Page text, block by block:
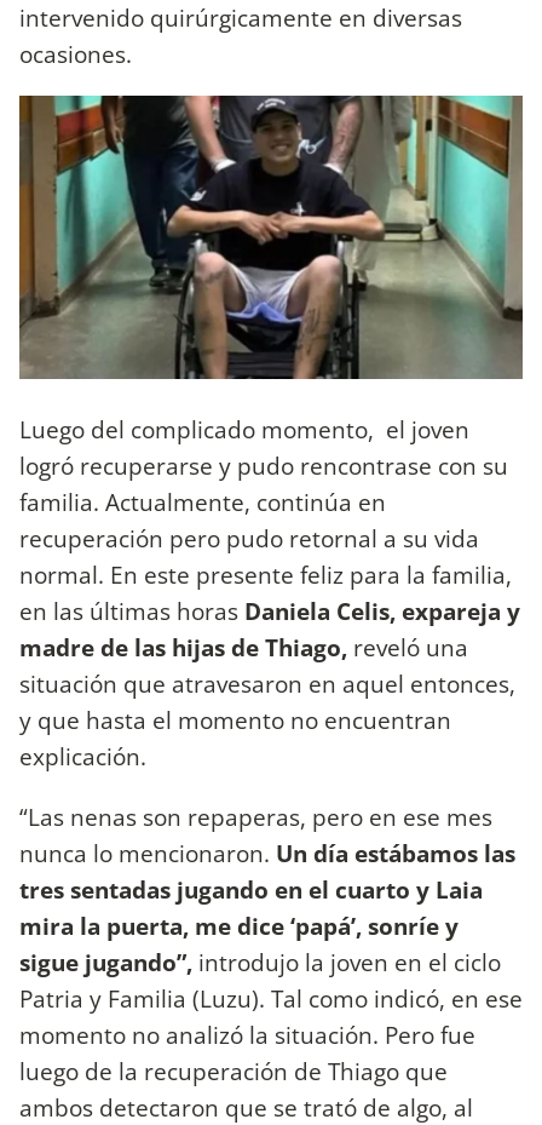
intervenido quirúrgicamente en diversas
ocasiones.
Luego del complicado momento, el joven
logró recuperarse y pudo rencontrase con su
familia. Actualmente, continúa en
recuperación pero pudo retornal a su vida
normal. En este presente feliz para la familia,
en las últimas horas Daniela Celis, expareja y
madre de las hijas de Thiago, reveló una
situación que atravesaron en aquel entonces,
y que hasta el momento no encuentran
explicación.
“Las nenas son repaperas, pero en ese mes
nunca lo mencionaron. Un día estábamos las
tres sentadas jugando en el cuarto y Laia
mira la puerta, me dice ‘papá’, sonríe y
sigue jugando”, introdujo la joven en el ciclo
Patria y Familia (Luzu). Tal como indicó, en ese
momento no analizó la situación. Pero fue
luego de la recuperación de Thiago que
ambos detectaron que se trató de algo, al